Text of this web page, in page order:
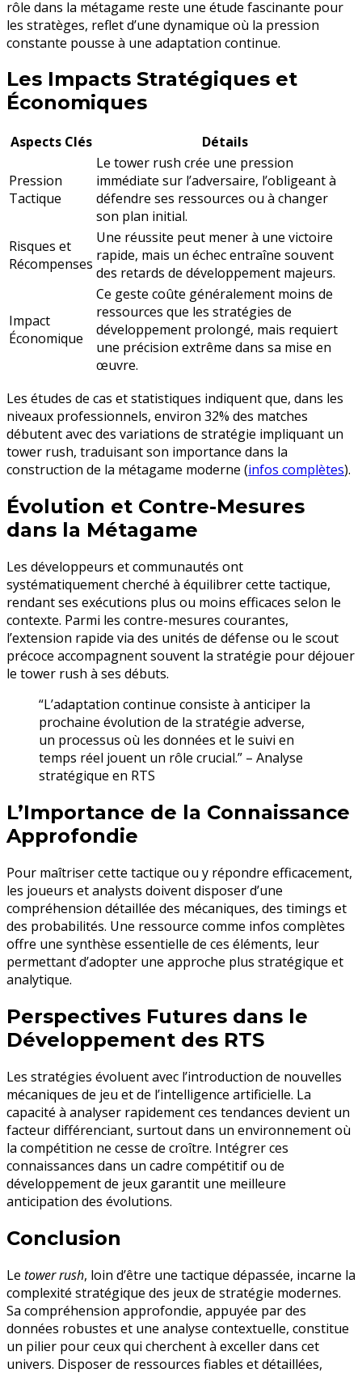
rôle dans la métagame reste une étude fascinante pour
les stratèges, reflet d’une dynamique où la pression
constante pousse à une adaptation continue.
Les Impacts Stratégiques et
Économiques
Aspects Clés Détails
Pression
Tactique
Le tower rush crée une pression
immédiate sur l’adversaire, l’obligeant à
défendre ses ressources ou à changer
son plan initial.
Risques et
Récompenses
Une réussite peut mener à une victoire
rapide, mais un échec entraîne souvent
des retards de développement majeurs.
Impact
Économique
Ce geste coûte généralement moins de
ressources que les stratégies de
développement prolongé, mais requiert
une précision extrême dans sa mise en
œuvre.
Les études de cas et statistiques indiquent que, dans les
niveaux professionnels, environ 32% des matches
débutent avec des variations de stratégie impliquant un
tower rush, traduisant son importance dans la
construction de la métagame moderne (infos complètes).
Évolution et Contre-Mesures
dans la Métagame
Les développeurs et communautés ont
systématiquement cherché à équilibrer cette tactique,
rendant ses exécutions plus ou moins efficaces selon le
contexte. Parmi les contre-mesures courantes,
l’extension rapide via des unités de défense ou le scout
précoce accompagnent souvent la stratégie pour déjouer
le tower rush à ses débuts.
“L’adaptation continue consiste à anticiper la
prochaine évolution de la stratégie adverse,
un processus où les données et le suivi en
temps réel jouent un rôle crucial.” – Analyse
stratégique en RTS
L’Importance de la Connaissance
Approfondie
Pour maîtriser cette tactique ou y répondre efficacement,
les joueurs et analysts doivent disposer d’une
compréhension détaillée des mécaniques, des timings et
des probabilités. Une ressource comme infos complètes
offre une synthèse essentielle de ces éléments, leur
permettant d’adopter une approche plus stratégique et
analytique.
Perspectives Futures dans le
Développement des RTS
Les stratégies évoluent avec l’introduction de nouvelles
mécaniques de jeu et de l’intelligence artificielle. La
capacité à analyser rapidement ces tendances devient un
facteur différenciant, surtout dans un environnement où
la compétition ne cesse de croître. Intégrer ces
connaissances dans un cadre compétitif ou de
développement de jeux garantit une meilleure
anticipation des évolutions.
Conclusion
Le tower rush, loin d’être une tactique dépassée, incarne la
complexité stratégique des jeux de stratégie modernes.
Sa compréhension approfondie, appuyée par des
données robustes et une analyse contextuelle, constitue
un pilier pour ceux qui cherchent à exceller dans cet
univers. Disposer de ressources fiables et détaillées,